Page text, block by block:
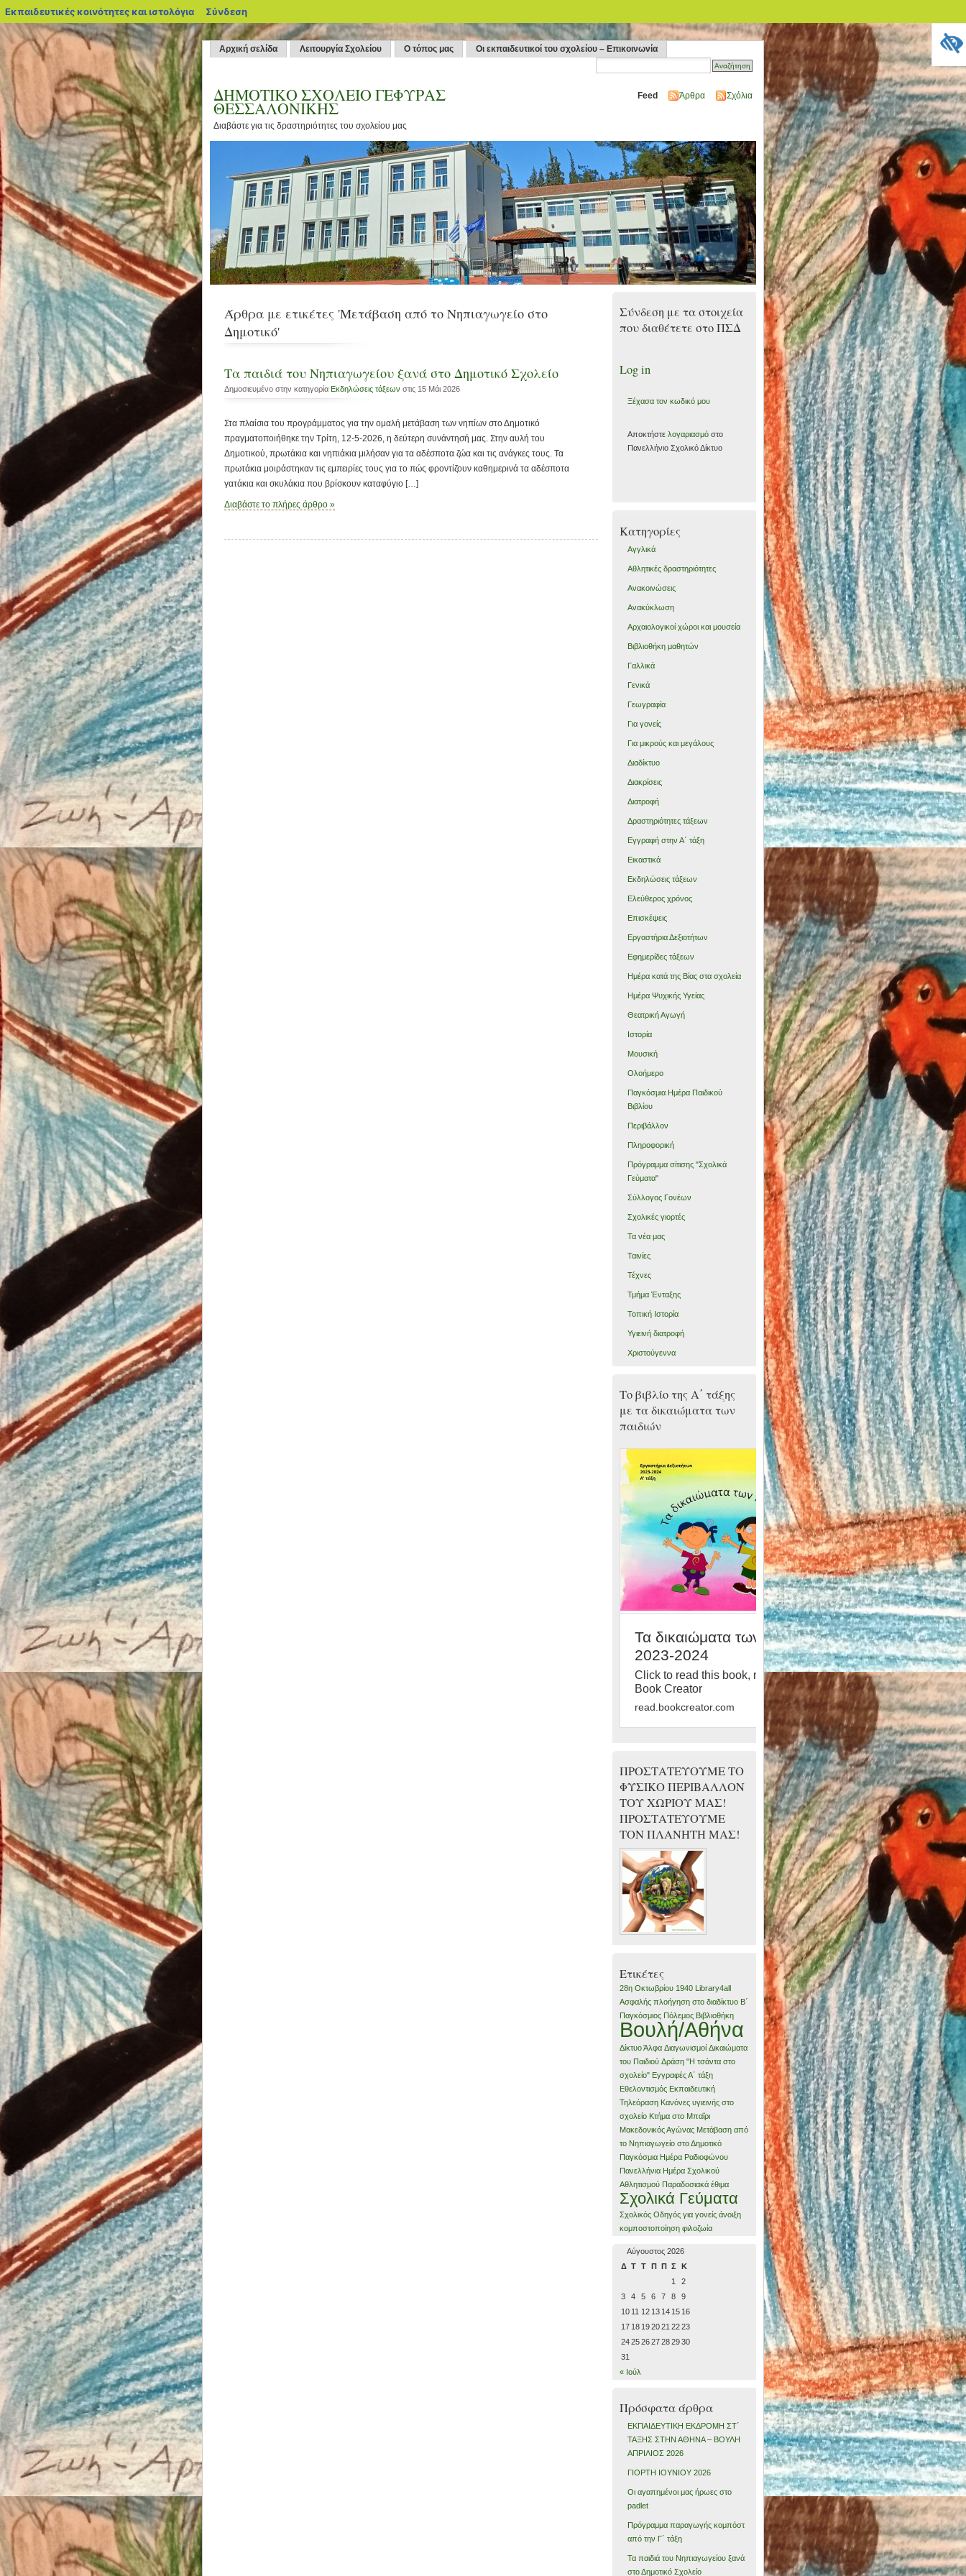
Αρχική σελίδα Λειτουργία Σχολείου Ο τόπος μας Οι εκπαιδευτικοί του σχολείου – Επικοινωνία
ΔΗΜΟΤΙΚΟ ΣΧΟΛΕΙΟ ΓΕΦΥΡΑΣ
ΘΕΣΣΑΛΟΝΙΚΗΣ
Διαβάστε για τις δραστηριότητες του σχολείου μας
Feed Άρθρα Σχόλια
Άρθρα με ετικέτες 'Μετάβαση από το Νηπιαγωγείο στο
Δημοτικό'
Τα παιδιά του Νηπιαγωγείου ξανά στο Δημοτικό Σχολείο
Δημοσιευμένο στην κατηγορία Εκδηλώσεις τάξεων στις 15 Μάι 2026
Στα πλαίσια του προγράμματος για την ομαλή μετάβαση των νηπίων στο Δημοτικό
πραγματοποιήθηκε την Τρίτη, 12-5-2026, η δεύτερη συνάντησή μας. Στην αυλή του
Δημοτικού, πρωτάκια και νηπιάκια μιλήσαν για τα αδέσποτα ζώα και τις ανάγκες τους. Τα
πρωτάκια μοιράστηκαν τις εμπειρίες τους για το πώς φροντίζουν καθημερινά τα αδέσποτα
γατάκια και σκυλάκια που βρίσκουν καταφύγιο […]
Διαβάστε το πλήρες άρθρο »
Σύνδεση με τα στοιχεία
που διαθέτετε στο ΠΣΔ
Log in
Ξέχασα τον κωδικό μου
Αποκτήστε λογαριασμόστο
Πανελλήνιο Σχολικό Δίκτυο
Kατηγορίες
Αγγλικά
Αθλητικές δραστηριότητες
Ανακοινώσεις
Ανακύκλωση
Αρχαιολογικοί χώροι και μουσεία
Βιβλιοθήκη μαθητών
Γαλλικά
Γενικά
Γεωγραφία
Για γονείς
Για μικρούς και μεγάλους
Διαδίκτυο
Διακρίσεις
Διατροφή
Δραστηριότητες τάξεων
Εγγραφή στην Α΄ τάξη
Εικαστικά
Εκδηλώσεις τάξεων
Ελεύθερος χρόνος
Επισκέψεις
Εργαστήρια Δεξιοτήτων
Εφημερίδες τάξεων
Ημέρα κατά της Βίας στα σχολεία
Ημέρα Ψυχικής Υγείας
Θεατρική Αγωγή
Ιστορία
Μουσική
Ολοήμερο
Παγκόσμια Ημέρα Παιδικού
Βιβλίου
Περιβάλλον
Πληροφορική
Πρόγραμμα σίτισης "Σχολικά
Γεύματα"
Σύλλογος Γονέων
Σχολικές γιορτές
Τα νέα μας
Ταινίες
Τέχνες
Τμήμα Ένταξης
Τοπική Ιστορία
Υγιεινή διατροφή
Χριστούγεννα
Το βιβλίο της Α΄ τάξης
με τα δικαιώματα των
παιδιών
Τα δικαιώματα των παιδιών
2023-2024
Click to read this book, made with
Book Creator
read.bookcreator.com
ΠΡΟΣΤΑΤΕΥΟΥΜΕ ΤΟ
ΦΥΣΙΚΟ ΠΕΡΙΒΑΛΛΟΝ
ΤΟΥ ΧΩΡΙΟΥ ΜΑΣ!
ΠΡΟΣΤΑΤΕΥΟΥΜΕ
ΤΟΝ ΠΛΑΝΗΤΗ ΜΑΣ!
Ετικέτες
28η Οκτωβρίου 1940 Library4all
Ασφαλής πλοήγηση στο διαδίκτυο Β΄
Παγκόσμιος Πόλεμος Βιβλιοθήκη
Βουλή/Αθήνα
Δίκτυο Άλφα Διαγωνισμοί Δικαιώματα
του Παιδιού Δράση "Η τσάντα στο
σχολείο" Εγγραφές Α΄ τάξη
Εθελοντισμός Εκπαιδευτική
Τηλεόραση Κανόνες υγιεινής στο
σχολείο Κτήμα στο Μπαΐρι
Μακεδονικός Αγώνας Μετάβαση από
το Νηπιαγωγείο στο Δημοτικό
Παγκόσμια Ημέρα Ραδιοφώνου
Πανελλήνια Ημέρα Σχολικού
Αθλητισμού Παραδοσιακά έθιμα
Σχολικά Γεύματα
Σχολικός Οδηγός για γονείς άνοιξη
κομποστοποίηση φιλοζωία
Αύγουστος 2026
Δ Τ Τ Π Π Σ
Κ
1
2
3
4 5 6 7 8
9
10 11 12 13 14 15 16
17 18 192021 2223
24252627282930
31
« Ιούλ
Πρόσφατα άρθρα
ΕΚΠΑΙΔΕΥΤΙΚΗ ΕΚΔΡΟΜΗ ΣΤ΄
ΤΑΞΗΣ ΣΤΗΝ ΑΘΗΝΑ – ΒΟΥΛΗ
ΑΠΡΙΛΙΟΣ 2026
ΓΙΟΡΤΗ ΙΟΥΝΙΟΥ 2026
Οι αγαπημένοι μας ήρωες στο
padlet
Πρόγραμμα παραγωγής κομπόστ
από την Γ΄ τάξη
Τα παιδιά του Νηπιαγωγείου ξανά
στο Δημοτικό Σχολείο
Εκπαιδευτικές κοινότητες και ιστολόγια blogs.sch.gr
Σύνδεση